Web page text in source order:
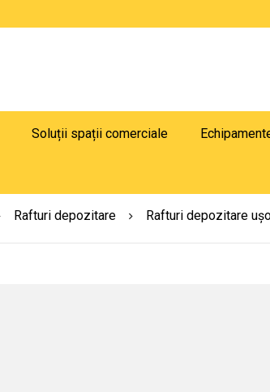
Soluții spații comerciale
Rafturi depozitare Rafturi depozitare